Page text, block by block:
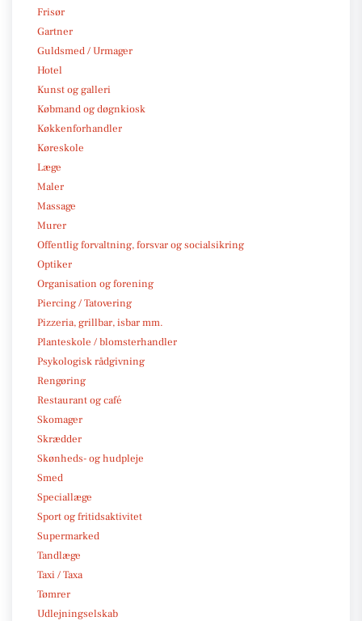
Frisør
Gartner
Guldsmed / Urmager
Hotel
Kunst og galleri
Købmand og døgnkiosk
Køkkenforhandler
Køreskole
Læge
Maler
Massage
Murer
Offentlig forvaltning, forsvar og socialsikring
Optiker
Organisation og forening
Piercing / Tatovering
Pizzeria, grillbar, isbar mm.
Planteskole / blomsterhandler
Psykologisk rådgivning
Rengøring
Restaurant og café
Skomager
Skrædder
Skønheds- og hudpleje
Smed
Speciallæge
Sport og fritidsaktivitet
Supermarked
Tandlæge
Taxi / Taxa
Tømrer
Udlejningselskab